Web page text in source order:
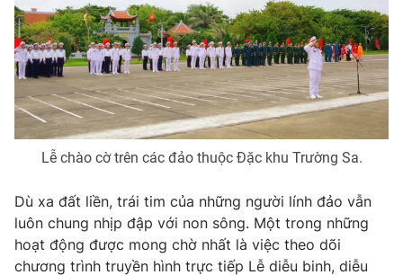
VTV Sức khoẻ Bất động sản
Thị trường 24h Tấm lòng Việt
VTV4 Vươn mình bằng AI
VTV9 VTV8
Liên hệ tòa soạn English
Lễ chào cờ trên các đảo thuộc Đặc khu Trường Sa.
Dù xa đất liền, trái tim của những người lính đảo vẫn
luôn chung nhịp đập với non sông. Một trong những
hoạt động được mong chờ nhất là việc theo dõi
chương trình truyền hình trực tiếp Lễ diễu binh, diễu